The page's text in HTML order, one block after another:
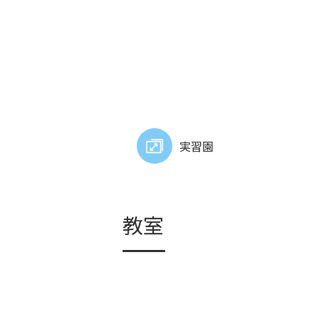
実習園
教室